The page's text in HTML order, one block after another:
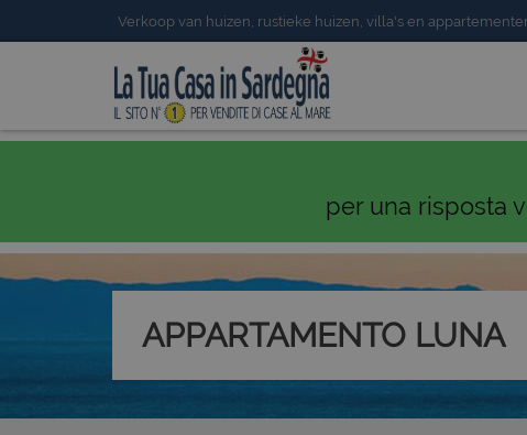
Verkoop van huizen, rustieke huizen, villa's en
per una risposta
APPARTAMENTO LUNA